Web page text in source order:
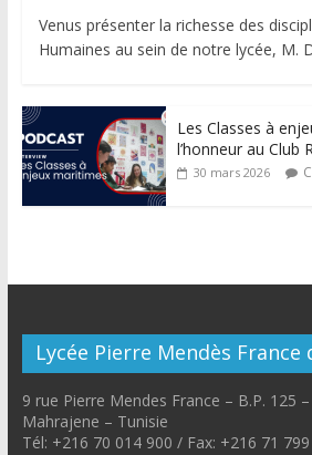
Venus présenter la richesse des
Humaines au sein de notre lycée, M.
Les Classes à
l’honneur au Club
30 mars 2026
Lycée Pierre Mendès France
9 rue Pierre Mendes France – B.P. 125
Mahrajene – Tunisie
Tél: +216 70 014 900 / Fax: +216 71